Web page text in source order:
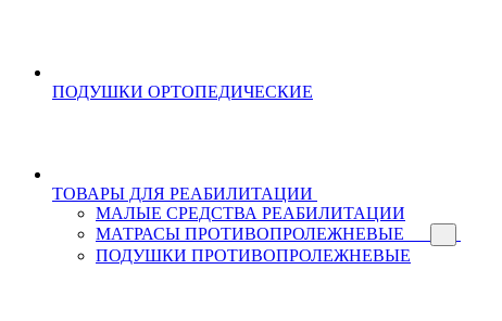
ПОДУШКИ ОРТОПЕДИЧЕСКИЕ
ТОВАРЫ ДЛЯ РЕАБИЛИТАЦИИ
МАЛЫЕ СРЕДСТВА РЕАБИЛИТАЦИИ
МАТРАСЫ ПРОТИВОПРОЛЕЖНЕВЫЕ
ПОДУШКИ ПРОТИВОПРОЛЕЖНЕВЫЕ